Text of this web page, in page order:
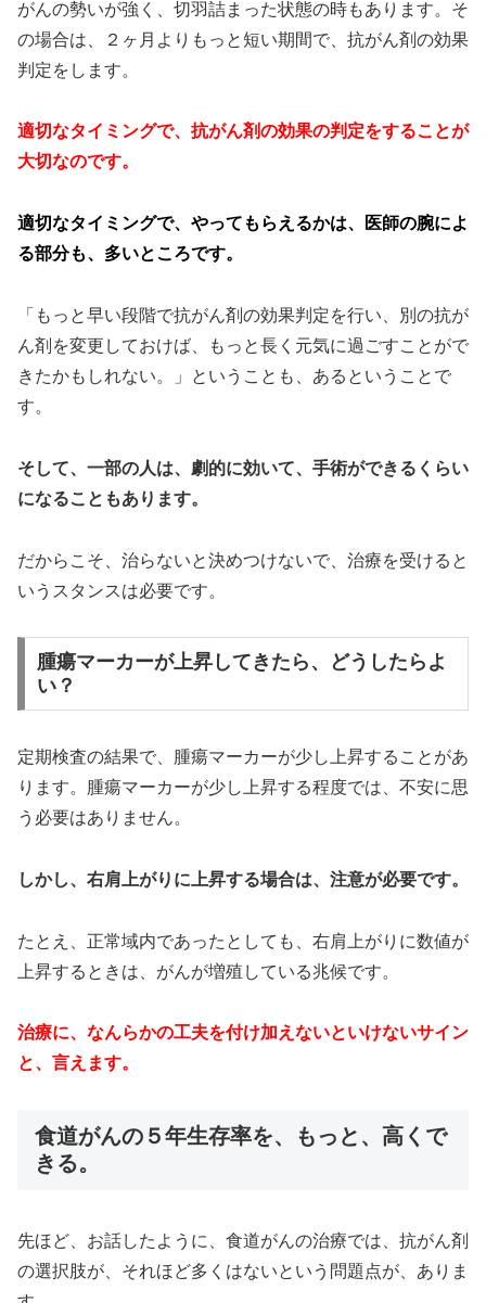
がんの勢いが強く、切羽詰まった状態の時もあります。そ
の場合は、２ヶ月よりもっと短い期間で、抗がん剤の効果
判定をします。
適切なタイミングで、抗がん剤の効果の判定をすることが
大切なのです。
適切なタイミングで、やってもらえるかは、医師の腕によ
る部分も、多いところです。
「もっと早い段階で抗がん剤の効果判定を行い、別の抗が
ん剤を変更しておけば、もっと長く元気に過ごすことがで
きたかもしれない。」ということも、あるということで
す。
そして、一部の人は、劇的に効いて、手術ができるくらい
になることもあります。
だからこそ、治らないと決めつけないで、治療を受けると
いうスタンスは必要です。
腫瘍マーカーが上昇してきたら、どうしたらよ
い？
定期検査の結果で、腫瘍マーカーが少し上昇することがあ
ります。腫瘍マーカーが少し上昇する程度では、不安に思
う必要はありません。
しかし、右肩上がりに上昇する場合は、注意が必要です。
たとえ、正常域内であったとしても、右肩上がりに数値が
上昇するときは、がんが増殖している兆候です。
治療に、なんらかの工夫を付け加えないといけないサイン
と、言えます。
食道がんの５年生存率を、もっと、高くで
きる。
先ほど、お話したように、食道がんの治療では、抗がん剤
の選択肢が、それほど多くはないという問題点が、ありま